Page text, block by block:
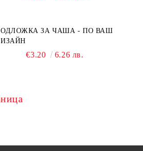
ЗА ЧАША - ПО ВАШ
€3.20 6.26 лв.